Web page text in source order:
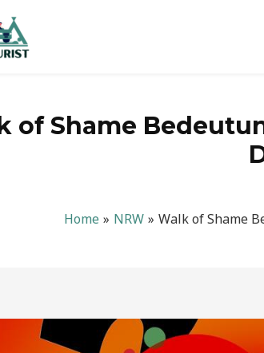
of Shame
Home
NRW Walk of Shame